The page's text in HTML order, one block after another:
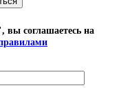
соглашаетесь на